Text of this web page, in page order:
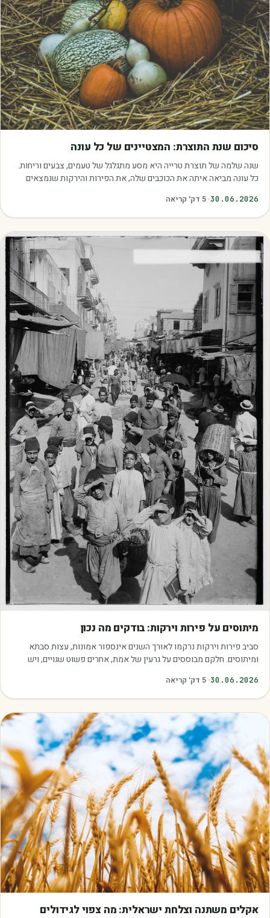
סיכום שנת התוצרת: המצטיינים של כל עונה
שנה שלמה של תוצרת טרייה היא מסע מתגלגל של טעמים, צבעים וריחות.
כל עונה מביאה איתה את הכוכבים שלה, את הפירות והירקות שנמצאים
30.06.2026
·
5 דק׳ קריאה
מיתוסים על פירות וירקות: בודקים מה נכון
סביב פירות וירקות נרקמו לאורך השנים אינספור אמונות, עצות סבתא
ומיתוסים. חלקם מבוססים על גרעין של אמת, אחרים פשוט שגויים, ויש
30.06.2026
·
5 דק׳ קריאה
אקלים משתנה וצלחת ישראלית: מה צפוי לגידולים